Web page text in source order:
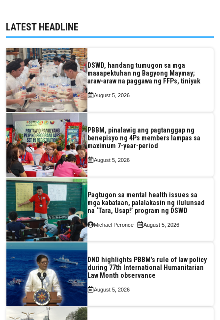
LATEST HEADLINE
DSWD, handang tumugon sa mga
maaapektuhan ng Bagyong Maymay;
araw-araw na paggawa ng FFPs, tiniyak
August 5, 2026
PBBM, pinalawig ang pagtanggap ng
benepisyo ng 4Ps members lampas sa
maximum 7-year-period
August 5, 2026
Pagtugon sa mental health issues sa
mga kabataan, palalakasin ng ilulunsad
na ‘Tara, Usap!’ program ng DSWD
Michael Peronce August 5, 2026
DND highlights PBBM’s rule of law policy
during 77th International Humanitarian
Law Month observance
August 5, 2026